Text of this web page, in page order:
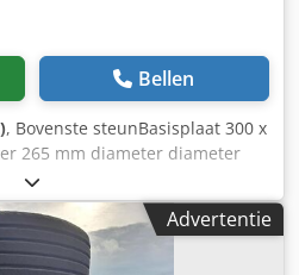
Bellen
, Bovenste steunBasisplaat 300 x
265 mm diameter diameter
mm diameterBasisplaat aan
Anjb E Nw Ismskr
Advertentie